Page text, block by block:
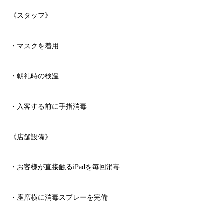
《スタッフ》
・マスクを着用
・朝礼時の検温
・入客する前に手指消毒
《店舗設備》
・お客様が直接触るiPad を毎回消毒
・座席横に消毒スプレーを完備